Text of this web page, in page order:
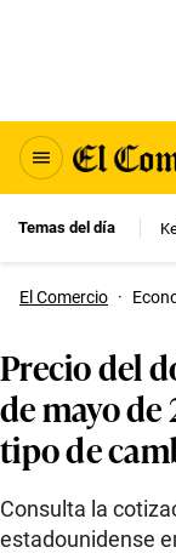
Temas del día
El Comercio ·
Precio del
de mayo
tipo de
Consulta la
estadounidense